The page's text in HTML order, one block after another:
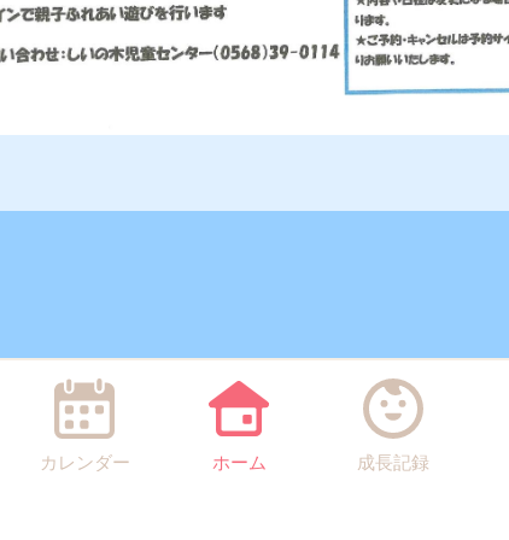
カレンダー ホーム 成長記録